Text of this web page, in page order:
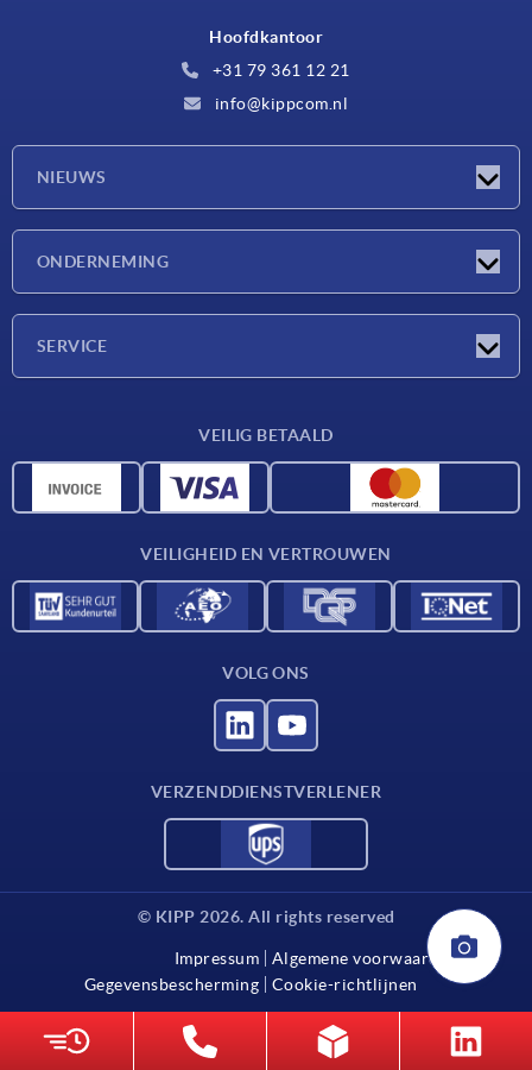
Hoofdkantoor
+31 79 361 12 21
info@kippcom.nl
NIEUWS
ONDERNEMING
SERVICE
CAD-gegevens
VEILIG BETAALD
VEILIGHEID EN VERTROUWEN
VOLG ONS
VERZENDDIENSTVERLENER
© KIPP 2026. All rights reserved
Impressum
Algemene voorwaarden
Gegevensbescherming
Cookie-richtlijnen